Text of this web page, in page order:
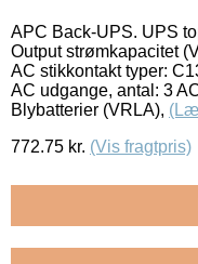
APC Back-UPS. UPS
Output strømkapacitet
AC stikkontakt typer:
AC udgange, antal: 3
Blybatterier (VRLA),
772.75 kr. (Vis fragtpris)